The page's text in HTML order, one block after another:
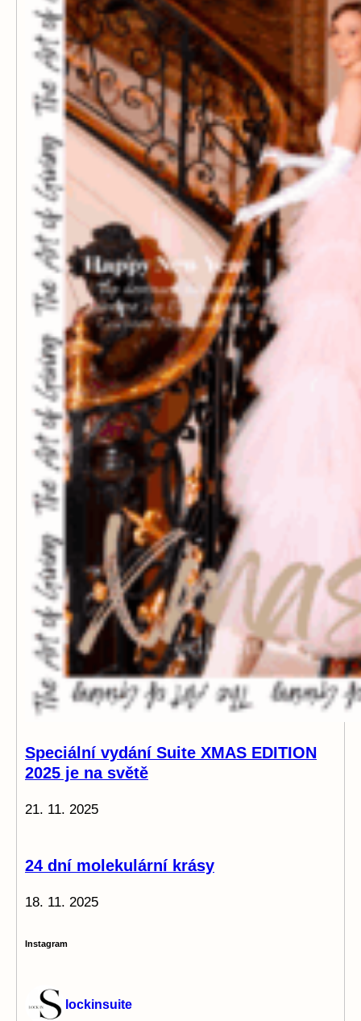
Speciální vydání Suite XMAS EDITION
2025 je na světě
21. 11. 2025
24 dní molekulární krásy
18. 11. 2025
Instagram
lockinsuite